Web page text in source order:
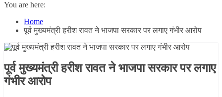
You are here:
Home
पूर्व मुख्यमंत्री हरीश रावत ने भाजपा सरकार पर लगाए गंभीर आरोप
पूर्व मुख्यमंत्री हरीश रावत ने भाजपा सरकार पर लगाए
गंभीर आरोप